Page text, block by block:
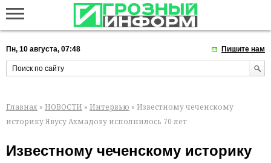
Пн, 10 августа, 07:48 Пишите нам
Главная » НОВОСТИ » Интервью » Известному чеченскому
историку Явусу Ахмадову исполнилось 70 лет
Известному чеченскому историку